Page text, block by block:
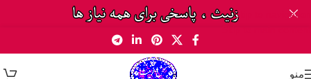
Skip to navigation
منو